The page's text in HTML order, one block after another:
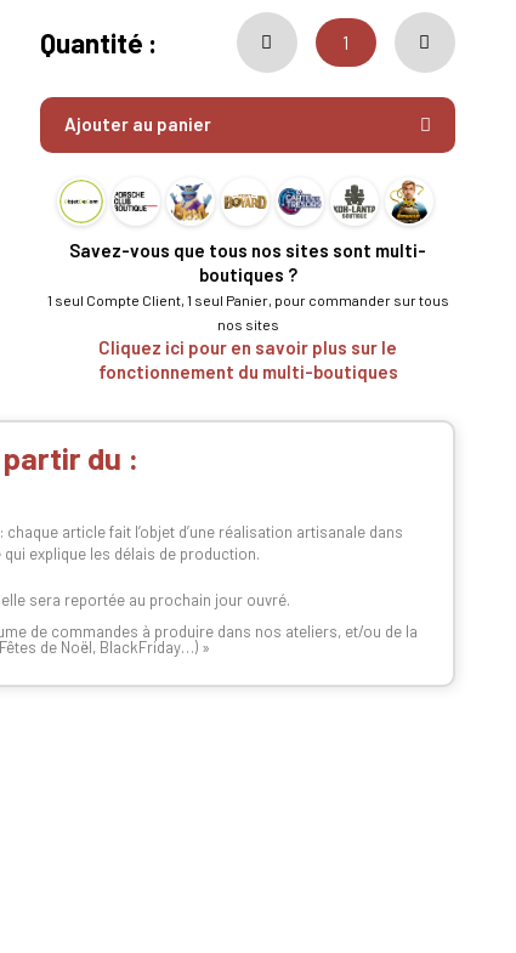
Quantité :
Ajouter au panier
Savez-vous que tous nos sites sont multi-
boutiques ?
1 seul Compte Client, 1 seul Panier, pour commander sur tous
nos sites
Cliquez ici pour en savoir plus sur le
fonctionnement du multi-boutiques
du :
article fait l’objet d’une réalisation artisanale dans
explique les délais de production.
sera reportée au prochain jour ouvré.
de commandes à produire dans nos ateliers, et/ou de la
de Noël, BlackFriday…) »